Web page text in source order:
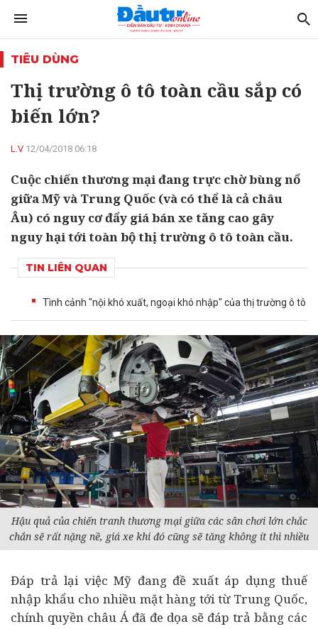
TIÊU DÙNG
Thị trường ô tô toàn cầu sắp có
biến lớn?
L.V 12/04/2018 06:18
Cuộc chiến thương mại đang trực chờ bùng nổ
giữa Mỹ và Trung Quốc (và có thể là cả châu
Âu) có nguy cơ đẩy giá bán xe tăng cao gây
nguy hại tới toàn bộ thị trường ô tô toàn cầu.
TIN LIÊN QUAN
Tình cảnh "nội khó xuất, ngoại khó nhập" của thị trường ô tô
Hậu quả của chiến tranh thương mại giữa các sân chơi lớn chắc
chắn sẽ rất nặng nề, giá xe khi đó cũng sẽ tăng không ít thì nhiều
Đáp trả lại việc Mỹ đang đề xuất áp dụng thuế
nhập khẩu cho nhiều mặt hàng tới từ Trung Quốc,
chính quyền châu Á đã đe dọa sẽ đáp trả bằng các